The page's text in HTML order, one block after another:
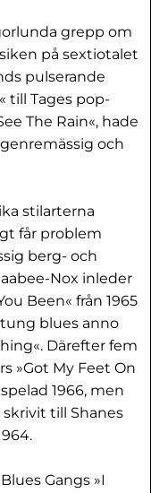
grepp om
på sextiotalet
pulserande
till Tages pop-
The Rain«, hade
och
stilarterna
får problem
berg- och
Nox inleder
Been« från 1965
blues anno
Därefter fem
»Got My Feet On
1966, men
till Shanes
Gangs »I